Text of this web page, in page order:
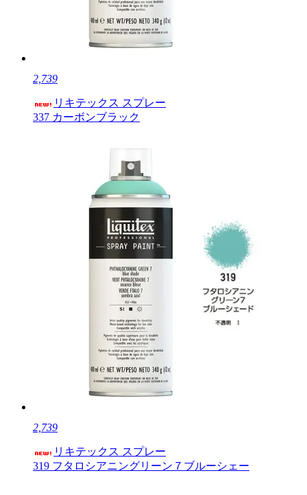
2,739
リキテックス スプレー
337 カーボンブラック
2,739
リキテックス スプレー
319 フタロシアニングリーン７ブルーシェー